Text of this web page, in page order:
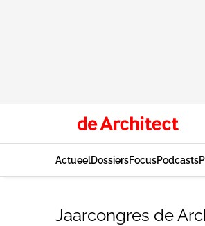
ActueelDossiersFocusPodcasts
Jaarcongres de